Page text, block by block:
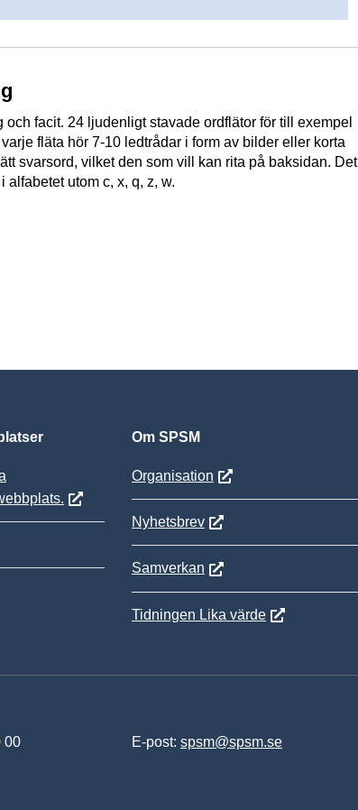
facit. 24 ljudenligt stavade ordflätor för till exempel
fläta hör 7-10 ledtrådar i form av bilder eller korta
svarsord, vilket den som vill kan rita på baksidan. Det
utom c, x, q, z, w.
Om SPSM
Organisation
Nyhetsbrev
Samverkan
Tidningen Lika värde
00
E-post: spsm@spsm.se